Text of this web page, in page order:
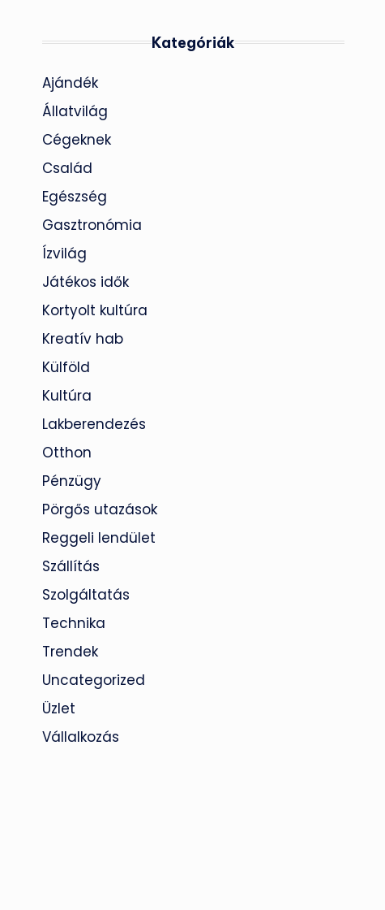
Kategóriák
Ajándék
Állatvilág
Cégeknek
Család
Egészség
Gasztronómia
Ízvilág
Játékos idők
Kortyolt kultúra
Kreatív hab
Külföld
Kultúra
Lakberendezés
Otthon
Pénzügy
Pörgős utazások
Reggeli lendület
Szállítás
Szolgáltatás
Technika
Trendek
Uncategorized
Üzlet
Vállalkozás